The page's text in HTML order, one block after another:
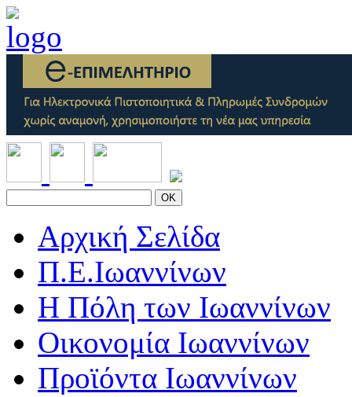
OK
Αρχική Σελίδα
Π.Ε.Ιωαννίνων
Η Πόλη των Ιωαννίνων
Οικονομία Ιωαννίνων
Προϊόντα Ιωαννίνων